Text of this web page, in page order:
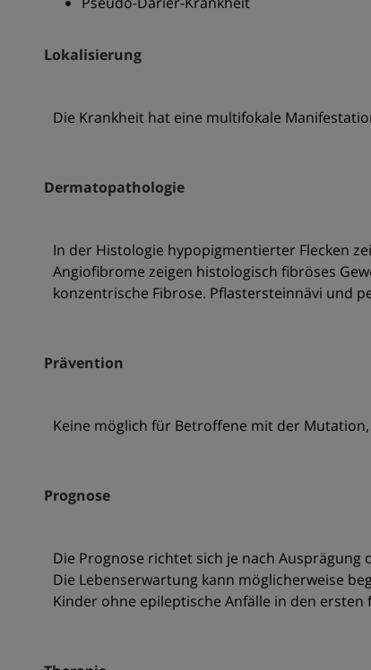
Lokalisierung
Die Krankheit hat eine multifokale
Dermatopathologie
In der Histologie hypopigmentierter Flecken
Angiofibrome zeigen histologisch fibröses
konzentrische Fibrose. Pflastersteinnävi und
Prävention
Keine möglich für Betroffene mit der
Prognose
Die Prognose richtet sich je nach Ausprägung
Die Lebenserwartung kann möglicherweise
Kinder ohne epileptische Anfälle in den